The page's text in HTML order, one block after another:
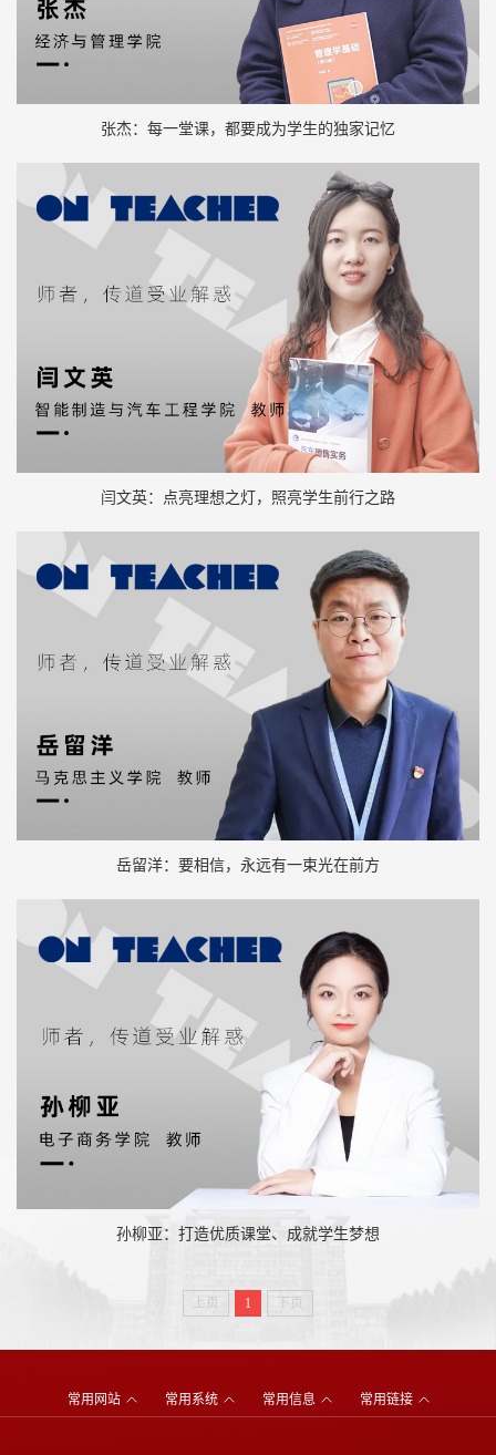
张杰：每一堂课，都要成为学生的独家记忆
闫文英：点亮理想之灯，照亮学生前行之路
岳留洋：要相信，永远有一束光在前方
孙柳亚：打造优质课堂、成就学生梦想
上页 1 下页
常用网站 常用系统 常用信息 常用链接